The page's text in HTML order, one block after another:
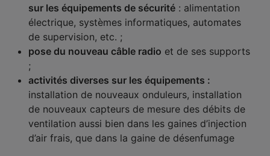
sur les équipements de sécurité : alimentation
électrique, systèmes informatiques, automates
de supervision, etc. ;
pose du nouveau câble radio et de ses supports
;
activités diverses sur les équipements :
installation de nouveaux onduleurs, installation
de nouveaux capteurs de mesure des débits de
ventilation aussi bien dans les gaines d’injection
d’air frais, que dans la gaine de désenfumage